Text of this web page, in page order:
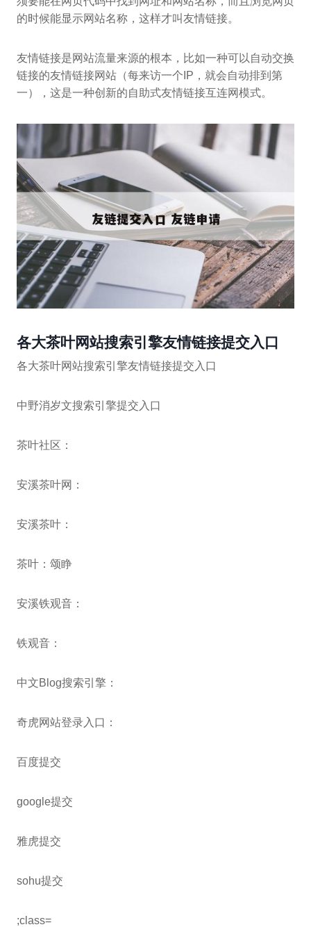
的时候能显示网站名称，这样才叫友情链接。
友情链接是网站流量来源的根本，比如一种可以自动交换
链接的友情链接网站（每来访一个IP，就会自动排到第
一），这是一种创新的自助式友情链接互连网模式。
各大茶叶网站搜索引擎友情链接提交入口
各大茶叶网站搜索引擎友情链接提交入口
中野消岁文搜索引擎提交入口
茶叶社区：
安溪茶叶网：
安溪茶叶：
茶叶：颂睁
安溪铁观音：
铁观音：
中文Blog搜索引擎：
奇虎网站登录入口：
百度提交
google提交
雅虎提交
sohu提交
;class=